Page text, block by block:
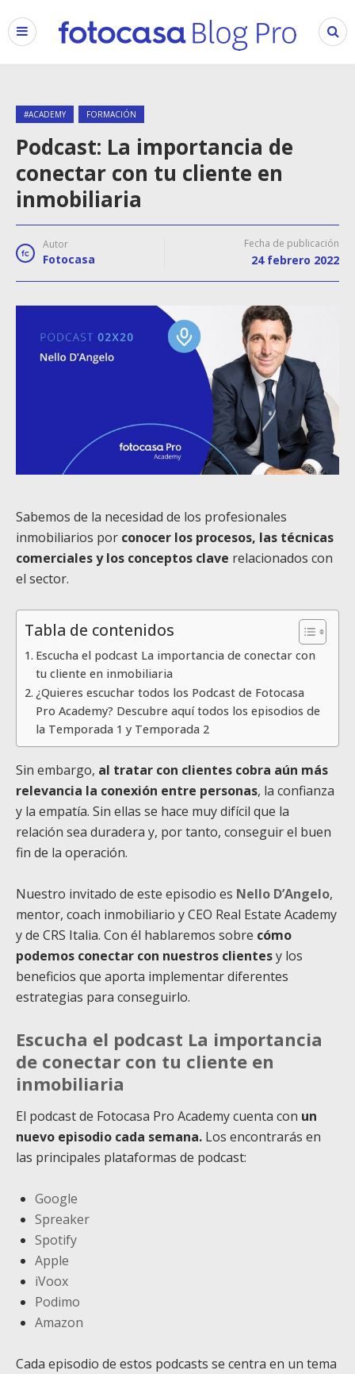
#ACADEMY FORMACIÓN
Podcast: La importancia de
conectar con tu cliente en
inmobiliaria
Autor
Fotocasa
Fecha de publicación
24 febrero 2022
Sabemos de la necesidad de los profesionales
inmobiliarios por conocer los procesos, las técnicas
comerciales y los conceptos clave relacionados con
el sector.
Tabla de contenidos
Escucha el podcast La importancia de conectar con
tu cliente en inmobiliaria
¿Quieres escuchar todos los Podcast de Fotocasa
Pro Academy? Descubre aquí todos los episodios de
la Temporada 1 y Temporada 2
Sin embargo, al tratar con clientes cobra aún más
relevancia la conexión entre personas, la confianza
y la empatía. Sin ellas se hace muy difícil que la
relación sea duradera y, por tanto, conseguir el buen
fin de la operación.
Nuestro invitado de este episodio es Nello D’Angelo,
mentor, coach inmobiliario y CEO Real Estate Academy
y de CRS Italia. Con él hablaremos sobre cómo
podemos conectar con nuestros clientesy los
beneficios que aporta implementar diferentes
estrategias para conseguirlo.
Escucha el podcast La importancia
de conectar con tu cliente en
inmobiliaria
El podcast de Fotocasa Pro Academy cuenta con un
nuevo episodio cada semana. Los encontrarás en
las principales plataformas de podcast:
Google
Spreaker
Spotify
Apple
iVoox
Podimo
Amazon
Cada episodio de estos podcasts se centra en un tema